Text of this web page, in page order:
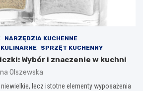
NARZĘDZIA KUCHENNE
SPRZĘT KUCHENNY
Wybór i znaczenie w kuchni
Olszewska
lecz istotne elementy wyposażenia